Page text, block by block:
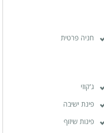
חניה פרטית
ג'קוזי
פינת ישיבה
פינות שיזוף